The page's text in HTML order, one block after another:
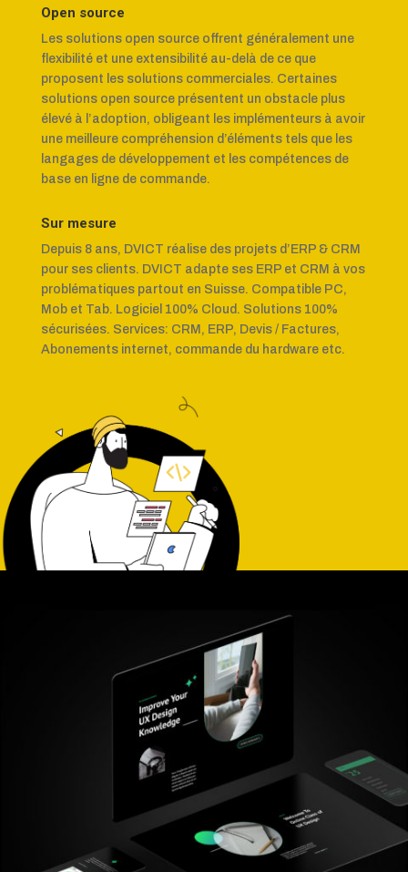
Open source
Les solutions open source offrent généralement une
flexibilité et une extensibilité au-delà de ce que
proposent les solutions commerciales. Certaines
solutions open source présentent un obstacle plus
élevé à l’adoption, obligeant les implémenteurs à avoir
une meilleure compréhension d’éléments tels que les
langages de développement et les compétences de
base en ligne de commande.
Sur mesure
Depuis 8 ans, DVICT réalise des projets d’ERP & CRM
pour ses clients. DVICT adapte ses ERP et CRM à vos
problématiques partout en Suisse. Compatible PC,
Mob et Tab. Logiciel 100% Cloud. Solutions 100%
sécurisées. Services: CRM, ERP, Devis / Factures,
Abonements internet, commande du hardware etc.